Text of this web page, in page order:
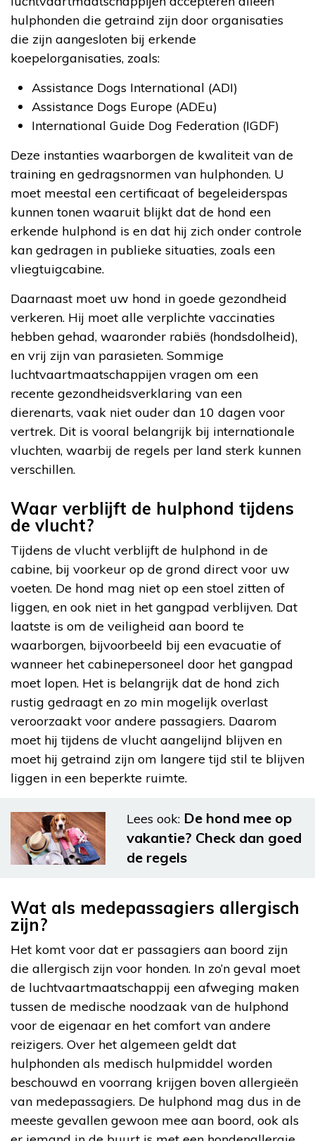
hulphonden die getraind zijn door organisaties
die zijn aangesloten bij erkende
koepelorganisaties, zoals:
Assistance Dogs International (ADI)
Assistance Dogs Europe (ADEu)
International Guide Dog Federation (IGDF)
Deze instanties waarborgen de kwaliteit van de
training en gedragsnormen van hulphonden. U
moet meestal een certificaat of begeleiderspas
kunnen tonen waaruit blijkt dat de hond een
erkende hulphond is en dat hij zich onder controle
kan gedragen in publieke situaties, zoals een
vliegtuigcabine.
Daarnaast moet uw hond in goede gezondheid
verkeren. Hij moet alle verplichte vaccinaties
hebben gehad, waaronder rabiës (hondsdolheid),
en vrij zijn van parasieten. Sommige
luchtvaartmaatschappijen vragen om een
recente gezondheidsverklaring van een
dierenarts, vaak niet ouder dan 10 dagen voor
vertrek. Dit is vooral belangrijk bij internationale
vluchten, waarbij de regels per land sterk kunnen
verschillen.
Waar verblijft de hulphond tijdens
de vlucht?
Tijdens de vlucht verblijft de hulphond in de
cabine, bij voorkeur op de grond direct voor uw
voeten. De hond mag niet op een stoel zitten of
liggen, en ook niet in het gangpad verblijven. Dat
laatste is om de veiligheid aan boord te
waarborgen, bijvoorbeeld bij een evacuatie of
wanneer het cabinepersoneel door het gangpad
moet lopen. Het is belangrijk dat de hond zich
rustig gedraagt en zo min mogelijk overlast
veroorzaakt voor andere passagiers. Daarom
moet hij tijdens de vlucht aangelijnd blijven en
moet hij getraind zijn om langere tijd stil te blijven
liggen in een beperkte ruimte.
Lees ook: De hond mee op
vakantie? Check dan goed
de regels
Wat als medepassagiers allergisch
zijn?
Het komt voor dat er passagiers aan boord zijn
die allergisch zijn voor honden. In zo’n geval moet
de luchtvaartmaatschappij een afweging maken
tussen de medische noodzaak van de hulphond
voor de eigenaar en het comfort van andere
reizigers. Over het algemeen geldt dat
hulphonden als medisch hulpmiddel worden
beschouwd en voorrang krijgen boven allergieën
van medepassagiers. De hulphond mag dus in de
meeste gevallen gewoon mee aan boord, ook als